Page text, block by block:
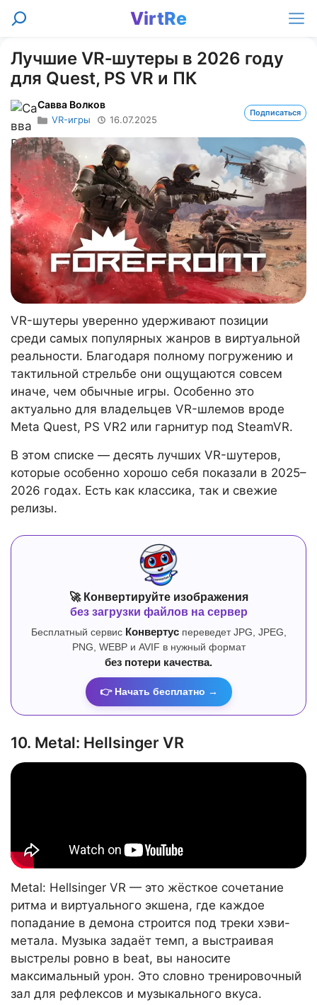
Перейти
VirtRe
Поиск
Лучшие VR‑шутеры в 2026 году
для Quest, PS VR и ПК
Савва Волков
VR-игры 16.07.2025
Подписаться
VR-шутеры уверенно удерживают позиции
среди самых популярных жанров в виртуальной
реальности. Благодаря полному погружению и
тактильной стрельбе они ощущаются совсем
иначе, чем обычные игры. Особенно это
актуально для владельцев VR-шлемов вроде
Meta Quest, PS VR2 или гарнитур под SteamVR.
В этом списке — десять лучших VR-шутеров,
которые особенно хорошо себя показали в 2025–
2026 годах. Есть как классика, так и свежие
релизы.
🚀 Конвертируйте изображения
без загрузки файлов на сервер
Бесплатный сервис Конвертуспереведет JPG, JPEG,
PNG, WEBP и AVIF в нужный формат
без потери качества.
👉 Начать бесплатно →
10. Metal: Hellsinger VR
Metal: Hellsinger VR — это жёсткое сочетание
ритма и виртуального экшена, где каждое
попадание в демона строится под треки хэви-
метала. Музыка задаёт темп, а выстраивая
выстрелы ровно в beat, вы наносите
максимальный урон. Это словно тренировочный
зал для рефлексов и музыкального вкуса.